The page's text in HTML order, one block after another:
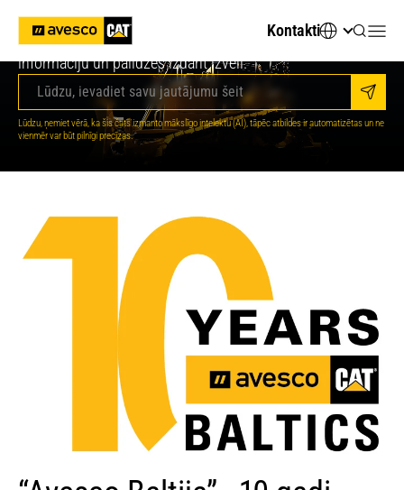
Kontakti
Meklējat tehnisko informāciju vai piemērotāko tehniku?
Jautājiet AvescoAI - tas nekavējoties sniegs svarīgāko
informāciju un palīdzēs izdarīt izvēli.
Jūsu digitālais AI konsultants
Sveiki! Es esmu jūsu Avesco AI palīgs. Kā es
varu jums palīdzēt?
Sūtīt
Lūdzu, ņemiet vērā, ka šis čats izmanto mākslīgo intelektu (AI), tāpēc atbildes ir automatizētas un ne
vienmēr var būt pilnīgi precīzas.